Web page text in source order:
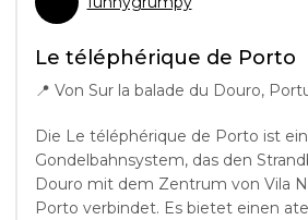
Le téléphérique de Porto
📍 Von Sur la balade du Douro,
Die Le téléphérique de Porto ist ein
Gondelbahnsystem, das den
Douro mit dem Zentrum von Vila
Porto verbindet. Es bietet einen